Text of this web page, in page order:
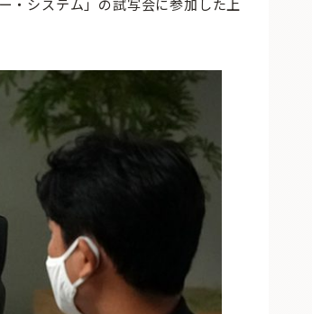
・システム」の試写会に参加した上